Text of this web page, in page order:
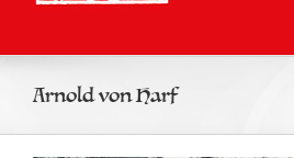
Arnold von Harf